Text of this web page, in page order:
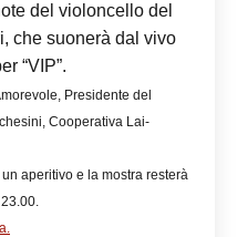
del violoncello del
che suonerà dal vivo
“VIP”.
Presidente del
Cooperativa Lai-
aperitivo e la mostra resterà